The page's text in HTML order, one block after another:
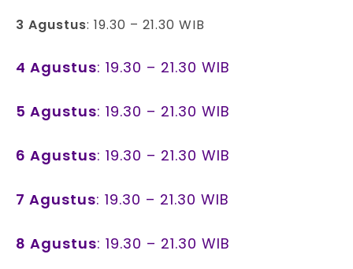
3 Agustus: 19.30 – 21.30 WIB
4 Agustus: 19.30 – 21.30 WIB
5 Agustus: 19.30 – 21.30 WIB
6 Agustus: 19.30 – 21.30 WIB
7 Agustus: 19.30 – 21.30 WIB
8 Agustus: 19.30 – 21.30 WIB